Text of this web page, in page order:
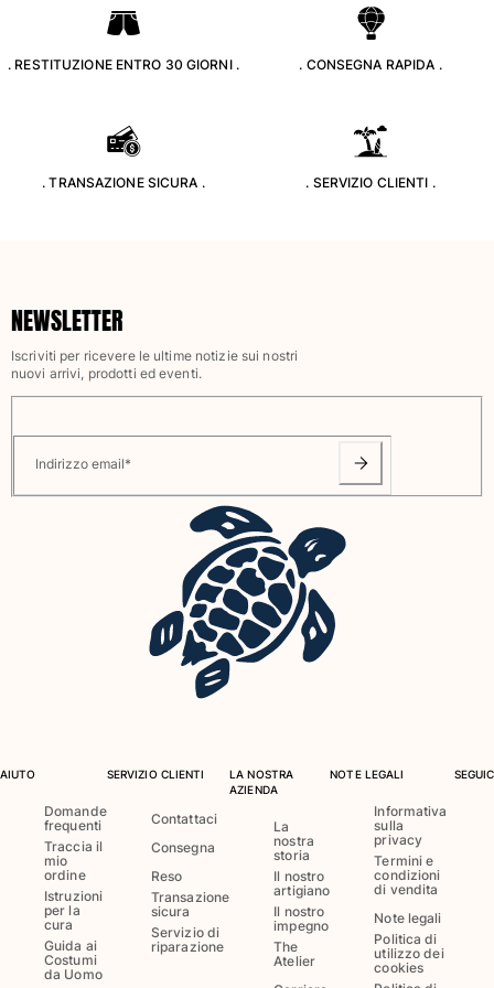
Classico stretch
Costumi da bagno Ricamati
Costumi da bagno magici
Vedi tutti i Costumi da bagno
Abbigliamento
Camicie
Felpe
Vedi tutti i Abbigliamento
Bambina
Costumi da bagno
Vedi tutti i Costumi da bagno
Tute
Pantaloncini
T-shirt
Vedi tutti i Abbigliamento
Neonato
. RESTITUZIONE ENTRO 30 GIORNI . . CONSEGNA RAPIDA .
. TRANSAZIONE SICURA . . SERVIZIO CLIENTI .
NEWSLETTER
Iscriviti per ricevere le ultime notizie sui nostri
nuovi arrivi, prodotti ed eventi.
Indirizzo email*
AIUTO
Domande
frequenti
Traccia il
mio
ordine
Istruzioni
per la
cura
Guida ai
Costumi
da Uomo
SERVIZIO CLIENTI
Contattaci
Consegna
Reso
Transazione
sicura
Servizio di
riparazione
LA NOSTRA
AZIENDA
La
nostra
storia
Il nostro
artigiano
Il nostro
impegno
The
Atelier
NOTE LEGALI
Informativa
sulla
privacy
Termini e
condizioni
di vendita
Note legali
Politica di
utilizzo dei
cookies